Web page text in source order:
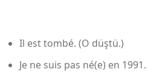
Il est tombé. (O düştü.)
Je ne suis pas né(e) en 1991.